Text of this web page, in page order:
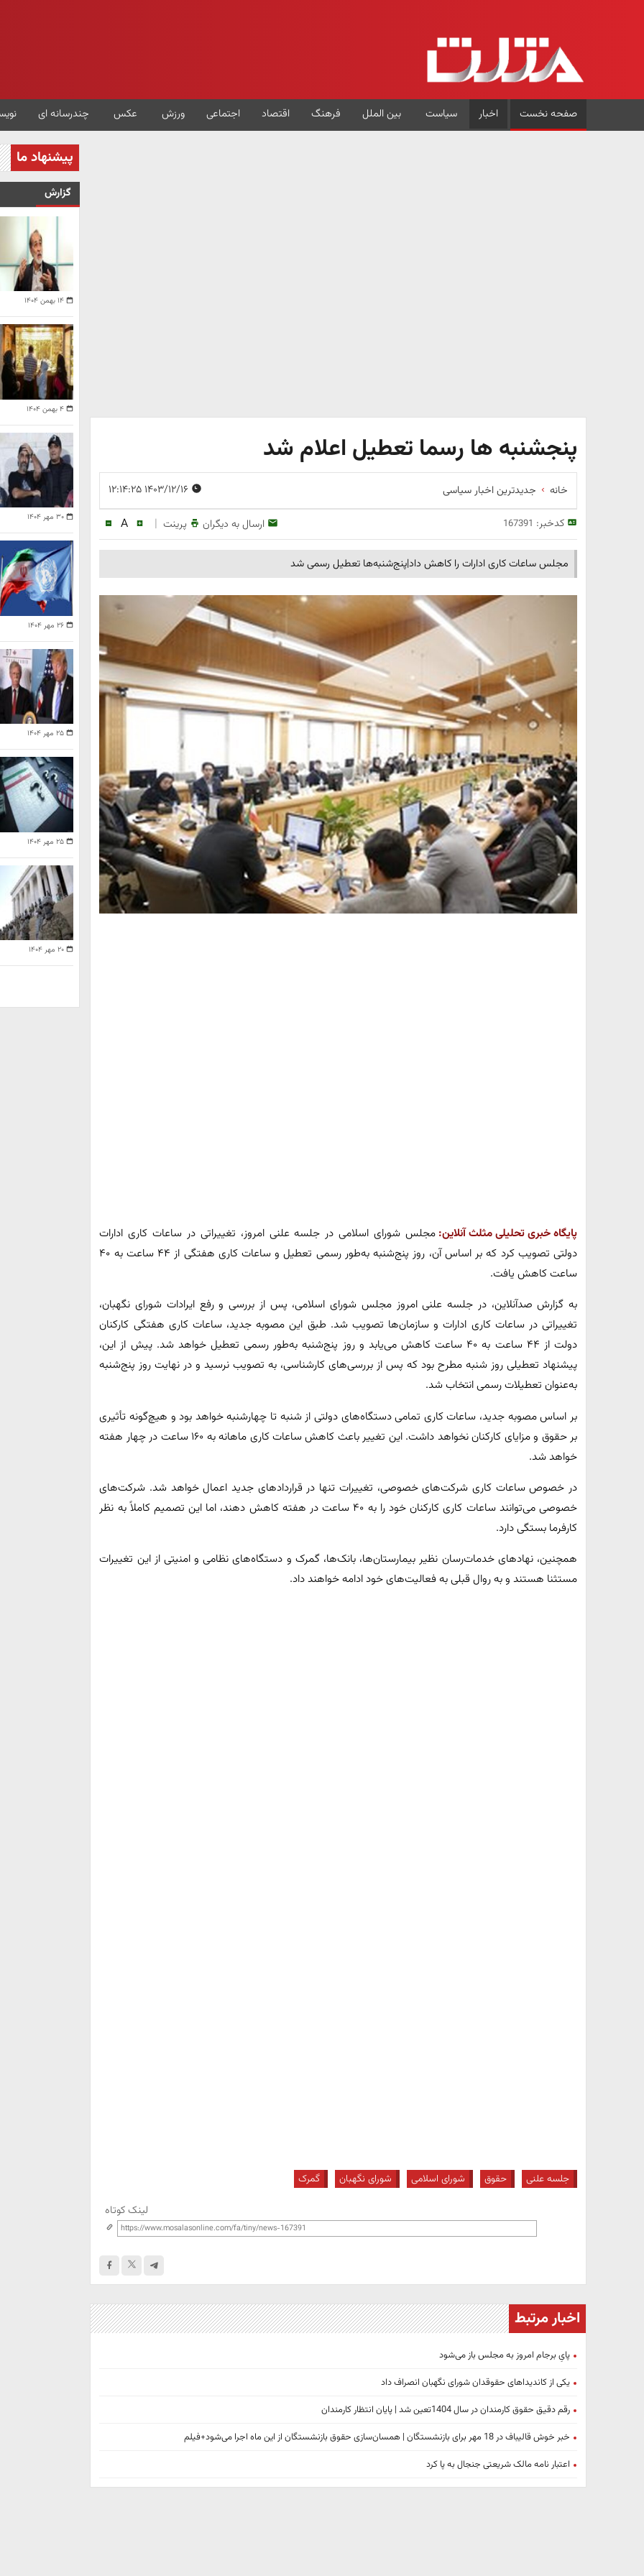
صفحه نخست اخبار سیاست بین الملل فرهنگ اقتصاد اجتماعی ورزش عکس چندرسانه ای
پنجشنبه ها رسما تعطیل اعلام شد
خانه جدیدترین اخبار سیاسی
کدخبر: 167391 ارسال به دیگران پرینت |
A
مجلس ساعات کاری ادارات را کاهش داد|پنج‌شنبه‌ها تعطیل رسمی شد
پایگاه خبری تحلیلی مثلث آنلاین: مجلس شورای اسلامی در جلسه علنی امروز، تغییراتی در ساعات کاری ادارات
دولتی تصویب کرد که بر اساس آن، روز پنج‌شنبه به‌طور رسمی تعطیل و ساعات کاری هفتگی از ۴۴ ساعت به ۴۰
ساعت کاهش یافت.
به گزارش صدآنلاین، در جلسه علنی امروز مجلس شورای اسلامی، پس از بررسی و رفع ایرادات شورای نگهبان،
تغییراتی در ساعات کاری ادارات و سازمان‌ها تصویب شد. طبق این مصوبه جدید، ساعات کاری هفتگی کارکنان
دولت از ۴۴ ساعت به ۴۰ ساعت کاهش می‌یابد و روز پنج‌شنبه به‌طور رسمی تعطیل خواهد شد. پیش از این،
پیشنهاد تعطیلی روز شنبه مطرح بود که پس از بررسی‌های کارشناسی، به تصویب نرسید و در نهایت روز پنج‌شنبه
به‌عنوان تعطیلات رسمی انتخاب شد.
بر اساس مصوبه جدید، ساعات کاری تمامی دستگاه‌های دولتی از شنبه تا چهارشنبه خواهد بود و هیچ‌گونه تأثیری
بر حقوق و مزایای کارکنان نخواهد داشت. این تغییر باعث کاهش ساعات کاری ماهانه به ۱۶۰ ساعت در چهار هفته
خواهد شد.
در خصوص ساعات کاری شرکت‌های خصوصی، تغییرات تنها در قراردادهای جدید اعمال خواهد شد. شرکت‌های
خصوصی می‌توانند ساعات کاری کارکنان خود را به ۴۰ ساعت در هفته کاهش دهند، اما این تصمیم کاملاً به نظر
کارفرما بستگی دارد.
همچنین، نهادهای خدمات‌رسان نظیر بیمارستان‌ها، بانک‌ها، گمرک و دستگاه‌های نظامی و امنیتی از این تغییرات
مستثنا هستند و به روال قبلی به فعالیت‌های خود ادامه خواهند داد.
جلسه علنی حقوق شورای اسلامی شورای نگهبان گمرک
لینک کوتاه
اخبار مرتبط
پایِ برجام امروز به مجلس باز می‌شود
یکی از کاندیداهای حقوقدان شورای نگهبان انصراف داد
رقم دقیق حقوق کارمندان در سال 1404تعین شد | پایان انتظار کارمندان
خبر خوش قالیباف در 18 مهر برای بازنشستگان | همسان‌سازی حقوق بازنشستگان از این ماه اجرا می‌شود+فیلم
اعتبار نامه مالک شریعتی جنجال به پا کرد
پیشنهاد ما
گزارش
۱۴ بهمن ۱۴۰۴
۴ بهمن ۱۴۰۴
۳۰ مهر ۱۴۰۴
۲۶ مهر ۱۴۰۴
۲۵ مهر ۱۴۰۴
۲۵ مهر ۱۴۰۴
۲۰ مهر ۱۴۰۴